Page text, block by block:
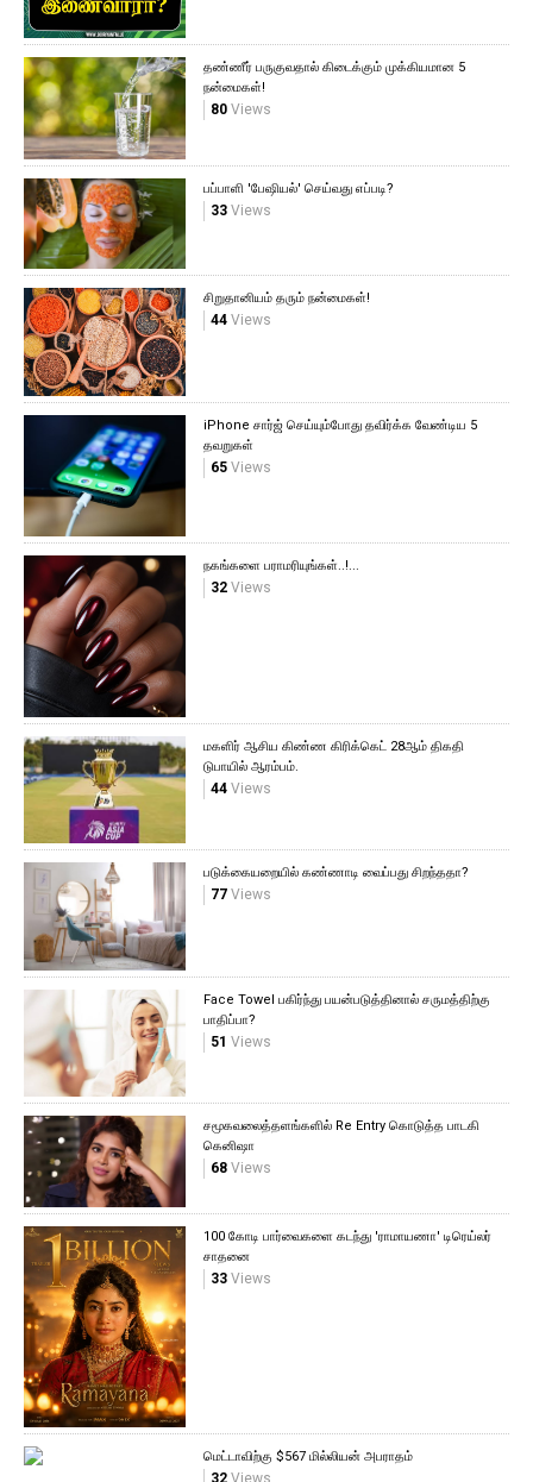
தண்ணீர் பருகுவதால் கிடைக்கும் முக்கியமான 5
நன்மைகள்!
80Views
பப்பாளி 'பேஷியல்' செய்வது எப்படி?
33Views
சிறுதானியம் தரும் நன்மைகள்!
44Views
iPhone சார்ஜ் செய்யும்போது தவிர்க்க வேண்டிய 5
தவறுகள்
65Views
நகங்களை பராமரியுங்கள்..!...
32Views
மகளிர் ஆசிய கிண்ண கிரிக்கெட் 28ஆம் திகதி
டுபாயில் ஆரம்பம்.
44Views
படுக்கையறையில் கண்ணாடி வைப்பது சிறந்ததா?
77Views
Face Towel பகிர்ந்து பயன்படுத்தினால் சருமத்திற்கு
பாதிப்பா?
51 Views
சமூகவலைத்தளங்களில் Re Entry கொடுத்த பாடகி
கெனிஷா
68Views
100 கோடி பார்வைகளை கடந்து 'ராமாயணா' டிரெய்லர்
சாதனை
33Views
மெட்டாவிற்கு $567 மில்லியன் அபராதம்